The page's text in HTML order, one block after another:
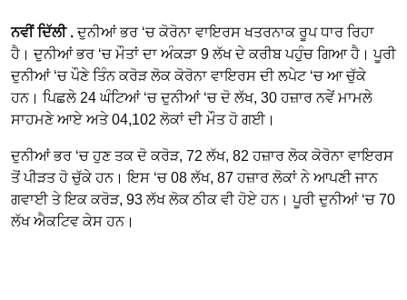
ਨਵੀਂ ਦਿੱਲੀ .ਦੁਨੀਆਂ ਭਰ ‘ਚ ਕੋਰੋਨਾ ਵਾਇਰਸ ਖਤਰਨਾਕ ਰੂਪ ਧਾਰ ਰਿਹਾ
ਹੈ। ਦੁਨੀਆਂ ਭਰ ‘ਚ ਮੌਤਾਂ ਦਾ ਅੰਕੜਾ 9 ਲੱਖ ਦੇ ਕਰੀਬ ਪਹੁੰਚ ਗਿਆ ਹੈ। ਪੂਰੀ
ਦੁਨੀਆਂ ‘ਚ ਪੌਣੇ ਤਿੰਨ ਕਰੋੜ ਲੋਕ ਕੋਰੋਨਾ ਵਾਇਰਸ ਦੀ ਲਪੇਟ ‘ਚ ਆ ਚੁੱਕੇ
ਹਨ। ਪਿਛਲੇ 24 ਘੰਟਿਆਂ ‘ਚ ਦੁਨੀਆਂ ‘ਚ ਦੋ ਲੱਖ, 30 ਹਜ਼ਾਰ ਨਵੇਂ ਮਾਮਲੇ
ਸਾਹਮਣੇ ਆਏ ਅਤੇ 04,102 ਲੋਕਾਂ ਦੀ ਮੌਤ ਹੋ ਗਈ।
ਦੁਨੀਆਂ ਭਰ ‘ਚ ਹੁਣ ਤਕ ਦੋ ਕਰੋੜ, 72 ਲੱਖ, 82 ਹਜ਼ਾਰ ਲੋਕ ਕੋਰੋਨਾ ਵਾਇਰਸ
ਤੋਂ ਪੀੜਤ ਹੋ ਚੁੱਕੇ ਹਨ। ਇਸ ‘ਚ 08 ਲੱਖ, 87 ਹਜ਼ਾਰ ਲੋਕਾਂ ਨੇ ਆਪਣੀ ਜਾਨ
ਗਵਾਈ ਤੇ ਇਕ ਕਰੋੜ, 93 ਲੱਖ ਲੋਕ ਠੀਕ ਵੀ ਹੋਏ ਹਨ। ਪੂਰੀ ਦੁਨੀਆਂ ‘ਚ 70
ਲੱਖ ਐਕਟਿਵ ਕੇਸ ਹਨ।